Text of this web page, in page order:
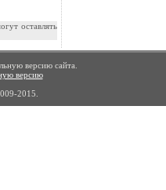
оставлять
версию сайта.
версию
2015.